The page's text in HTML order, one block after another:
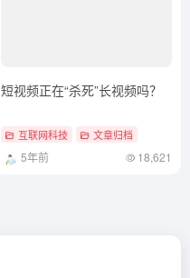
短视频正在“杀死”长视频吗？
互联网科技 文章归档
5年前 18,621